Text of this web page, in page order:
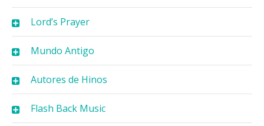
Lord’s Prayer
Mundo Antigo
Autores de Hinos
Flash Back Music